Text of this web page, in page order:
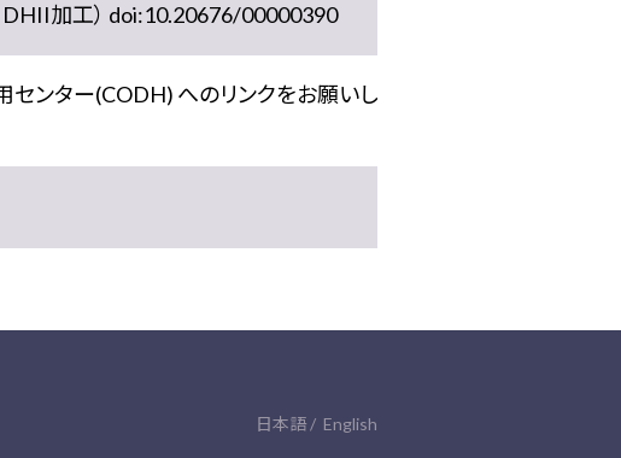
DHII加工） doi:10.20676/00000390
ンター(CODH) へのリンクをお願いし
日本語 English